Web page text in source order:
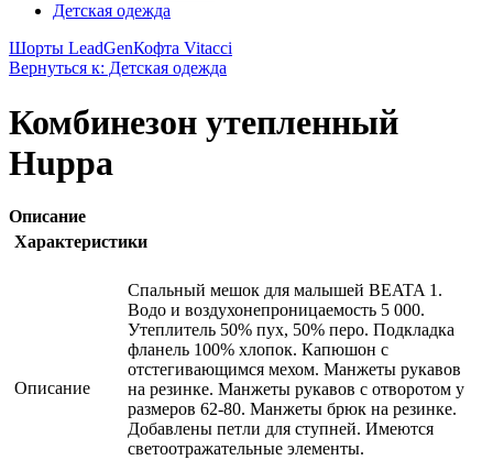
Детская одежда
Шорты LeadGenКофта Vitacci
Вернуться к: Детская одежда
Комбинезон утепленный
Huppa
Описание
Характеристики
Описание
Спальный мешок для малышей BEATA 1.
Водо и воздухонепроницаемость 5 000.
Утеплитель 50% пух, 50% перо. Подкладка
фланель 100% хлопок. Капюшон с
отстегивающимся мехом. Манжеты рукавов
на резинке. Манжеты рукавов с отворотом у
размеров 62-80. Манжеты брюк на резинке.
Добавлены петли для ступней. Имеются
светоотражательные элементы.